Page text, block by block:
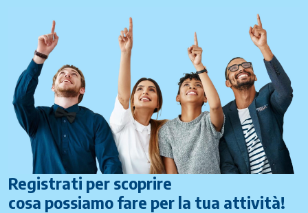
Registrati per scoprire
cosa possiamo fare per la tua attività!